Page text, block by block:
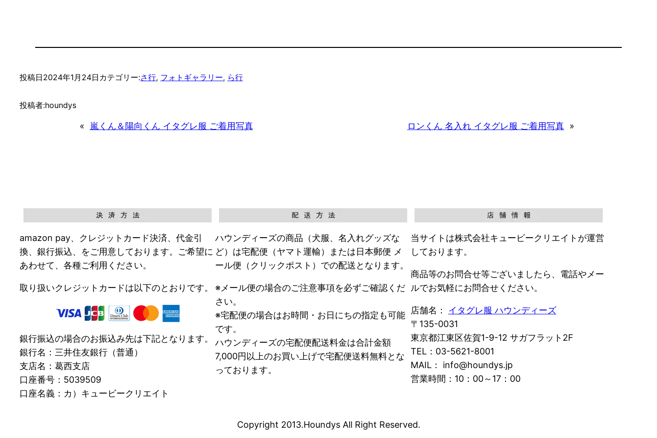
投稿日2024年1月24日 カテゴリー:さ行, フォトギャラリー, ら行
投稿者:houndys
« 嵐くん＆陽向くん イタグレ服 ご着用写真 ロンくん 名入れ イタグレ服 ご着用写真 »
amazon pay、クレジットカード決済、代金引
換、銀行振込、をご用意しております。ご希望に
あわせて、各種ご利用ください。
取り扱いクレジットカードは以下のとおりです。
銀行振込の場合のお振込み先は下記となります。
銀行名：三井住友銀行（普通）
支店名：葛西支店
口座番号：5039509
口座名義：カ）キュービークリエイト
ハウンディーズの商品（犬服、名入れグッズな
ど）は宅配便（ヤマト運輸）または日本郵便 メ
ール便（クリックポスト）での配送となります。
※メール便の場合のご注意事項を必ずご確認くだ
さい。
※宅配便の場合はお時間・お日にちの指定も可能
です。
ハウンディーズの宅配便配送料金は合計金額
7,000円以上のお買い上げで宅配便送料無料とな
っております。
当サイトは株式会社キュービークリエイトが運営
しております。
商品等のお問合せ等ございましたら、電話やメー
ルでお気軽にお問合せください。
店舗名： イタグレ服 ハウンディーズ
〒135-0031
東京都江東区佐賀1-9-12 サガフラット2F
TEL：03-5621-8001
MAIL： info@houndys.jp
営業時間：10：00～17：00
Copyright 2013.Houndys All Right Reserved.